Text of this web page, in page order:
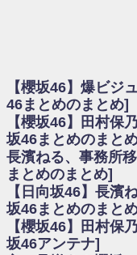
日向坂46まとめのまとめ
会見の模様がこちら！
乃木坂欅坂まとめのまと
カそう...
欅坂あんてな ～欅坂46
ピーズ集結！櫻坂46守屋麗
演決定
欅坂/日向坂46まとめの
いた理由
日向坂46まとめのまとめ
から」佐々木久美と卒業後
日向坂46まとめのまとめ
【櫻坂46】爆ビジ
46まとめのまとめ]
【櫻坂46】田村保
坂46まとめのまと
長濱ねる、事務所
まとめのまとめ]
【日向坂46】長濱
坂46まとめのまと
【櫻坂46】田村保
坂46アンテナ]